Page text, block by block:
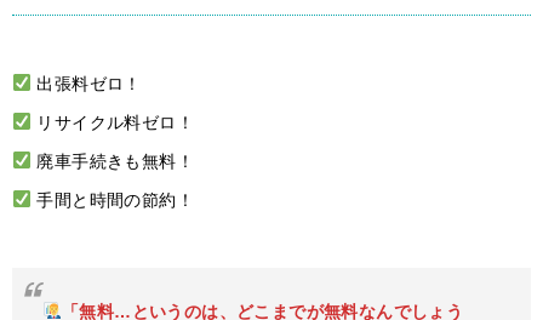
出張料ゼロ！
リサイクル料ゼロ！
廃車手続きも無料！
手間と時間の節約！
「無料…というのは、どこまでが無料なんでしょう